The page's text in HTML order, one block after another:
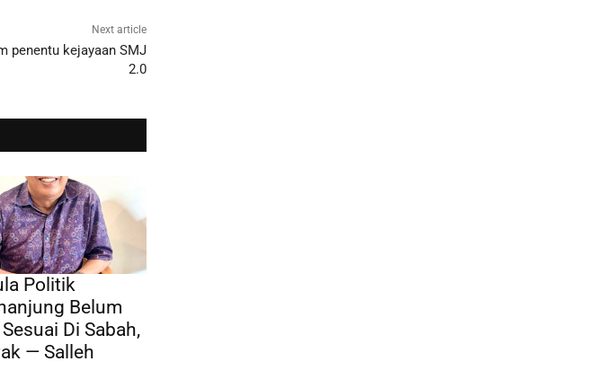
Next article
penentu kejayaan SMJ
2.0
Politik
Belum
Di Sabah,
— Salleh